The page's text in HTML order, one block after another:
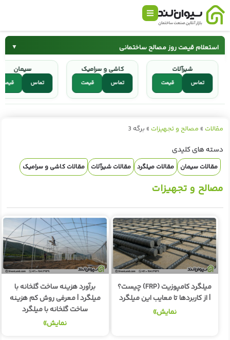
استعلام قیمت روز مصالح ساختمانی ▼
سیمان
کاشی و سرامیک شیرآلات
سیمان
تماس
کاشی و سرامیک
قیمت تماس
شیرآلات
قیمت تماس
مقالات » مصالح و تجهیزات » برگه 3
دسته های کلیدی
مقالات سیمان مقالات میلگرد مقالات شیرآلات مقالات کاشی و سرامیک
مصالح و تجهیزات
میلگرد کامپوزیت (FRP) چیست؟
| از کاربردها تا معایب این میلگرد
نمایش»
برآورد هزینه ساخت گلخانه با
میلگرد | معرفی روش کم هزینه
ساخت گلخانه با میلگرد
نمایش»